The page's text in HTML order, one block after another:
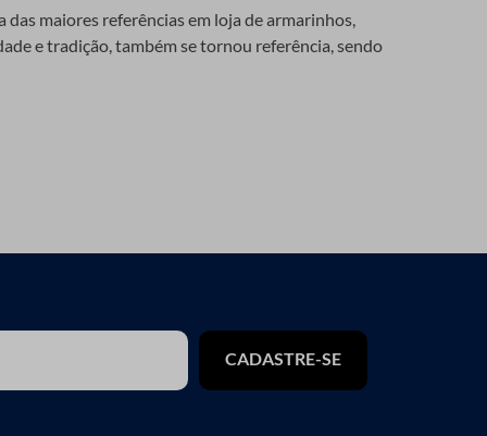
ou animais. Elas são perfeitas para
Podem ser usadas tanto no dia a dia
maiores referências em loja de armarinhos,
e tradição, também se tornou referência, sendo
o seu trabalho, a Maluli hoje conta com
fitas, rendas, fios, linhas, passamanaria,
ainda encontra uma grande variedade de itens
necessário para que suas compras sejam
preços competitivos e produtos à pronta entrega
A Maluli garante as melhores condições de
CADASTRE-SE